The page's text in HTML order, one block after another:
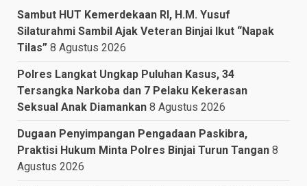
Sambut HUT Kemerdekaan RI, H.M. Yusuf
Silaturahmi Sambil Ajak Veteran Binjai Ikut “Napak
Tilas” 8 Agustus 2026
Polres Langkat Ungkap Puluhan Kasus, 34
Tersangka Narkoba dan 7 Pelaku Kekerasan
Seksual Anak Diamankan 8 Agustus 2026
Dugaan Penyimpangan Pengadaan Paskibra,
Praktisi Hukum Minta Polres Binjai Turun Tangan 8
Agustus 2026